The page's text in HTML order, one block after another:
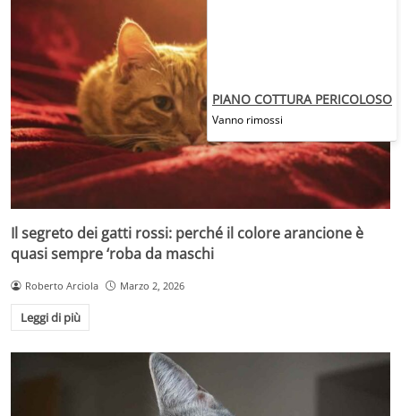
Il segreto dei gatti rossi: perché il colore arancione è
quasi sempre ‘roba da maschi
Roberto Arciola Marzo 2, 2026
Leggi di più
PIANO COTTURA PERICOLOSO
Vanno rimossi